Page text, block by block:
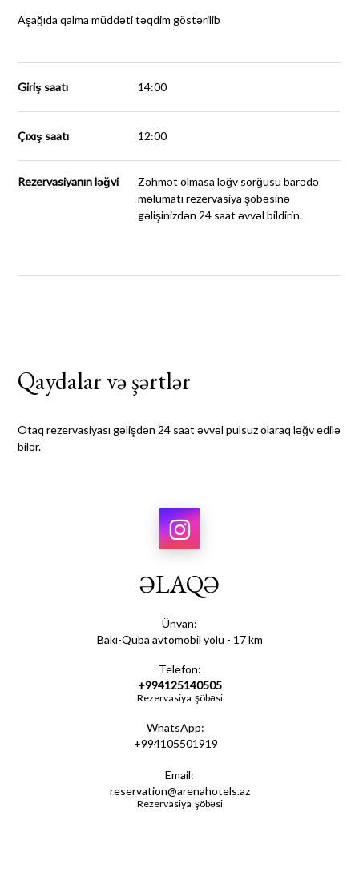
Aşağıda qalma müddəti təqdim göstərilib
Giriş saatı 14:00
Çıxış saatı 12:00
Rezervasiyanın ləğvi
Zəhmət olmasa ləğv sorğusu barədə
məlumatı rezervasiya şöbəsinə
gəlişinizdən 24 saat əvvəl bildirin.
Qaydalar və şərtlər
Otaq rezervasiyası gəlişdən 24 saat əvvəl pulsuz olaraq ləğv edilə
bilər.
ƏLAQƏ
Ünvan:
Bakı-Quba avtomobil yolu - 17 km
Telefon:
+994125140505
Rezervasiya şöbəsi
WhatsApp:
+994105501919
Email:
reservation@arenahotels.az
Rezervasiya şöbəsi